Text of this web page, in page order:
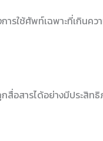
รใช้ศัพท์เฉพาะที่เกินคว
สื่อสารได้อย่างมีประสิท